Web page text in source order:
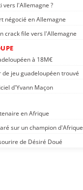
vers l'Allemagne ?
négocié en Allemagne
crack file vers l'Allemagne
à 18M€
de jeu guadeloupéen trouvé
d'Yvann Maçon
en Afrique
sur un champion d'Afrique
de Désiré Doué